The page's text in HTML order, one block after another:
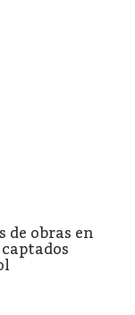
de obras en